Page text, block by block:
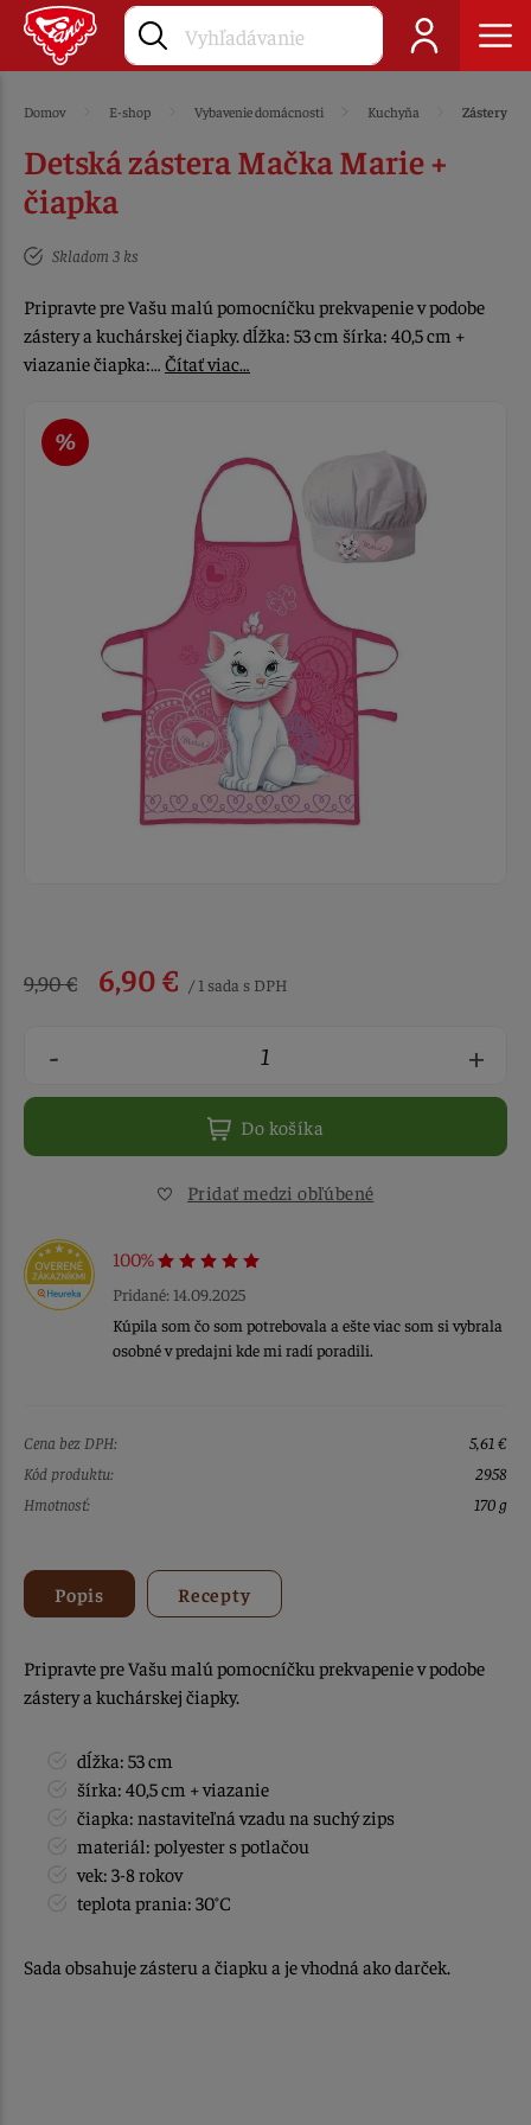
Domov E-shop Vybavenie domácnosti Kuchyňa Zástery
Detská zástera Mačka Marie +
čiapka
Skladom 3 ks
Pripravte pre Vašu malú pomocníčku prekvapenie v podobe
zástery a kuchárskej čiapky. dĺžka: 53 cm šírka: 40,5 cm +
viazanie čiapka:… Čítať viac…
9,90 € 6,90 € / 1 sada s DPH
- +
Do košíka
Pridať medzi obľúbené
100%
Pridané: 14.09.2025
Kúpila som čo som potrebovala a ešte viac som si vybrala
osobné v predajni kde mi radí poradili.
Cena bez DPH:
5,61 €
Kód produktu:
2958
Hmotnosť:
170 g
Popis Recepty
Pripravte pre Vašu malú pomocníčku prekvapenie v podobe
zástery a kuchárskej čiapky.
dĺžka: 53 cm
šírka: 40,5 cm + viazanie
čiapka: nastaviteľná vzadu na suchý zips
materiál: polyester s potlačou
vek: 3-8 rokov
teplota prania: 30°C
Sada obsahuje zásteru a čiapku a je vhodná ako darček.